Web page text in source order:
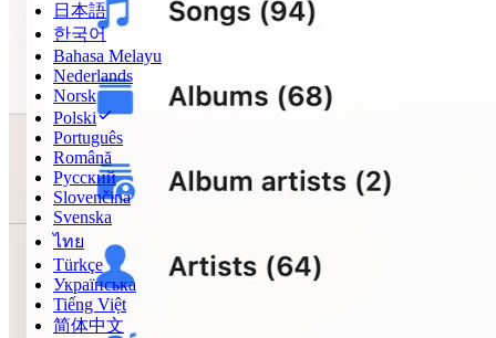
日本語
한국어
Bahasa Melayu
Nederlands
Norsk
Polski
Português
Română
Русский
Slovenčina
Svenska
ไทย
Türkçe
Українська
Tiếng Việt
简体中文